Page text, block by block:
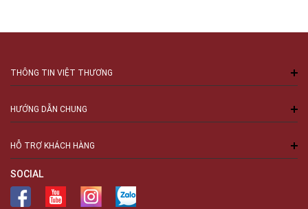
THÔNG TIN VIỆT THƯƠNG
HƯỚNG DẪN CHUNG
HỖ TRỢ KHÁCH HÀNG
SOCIAL